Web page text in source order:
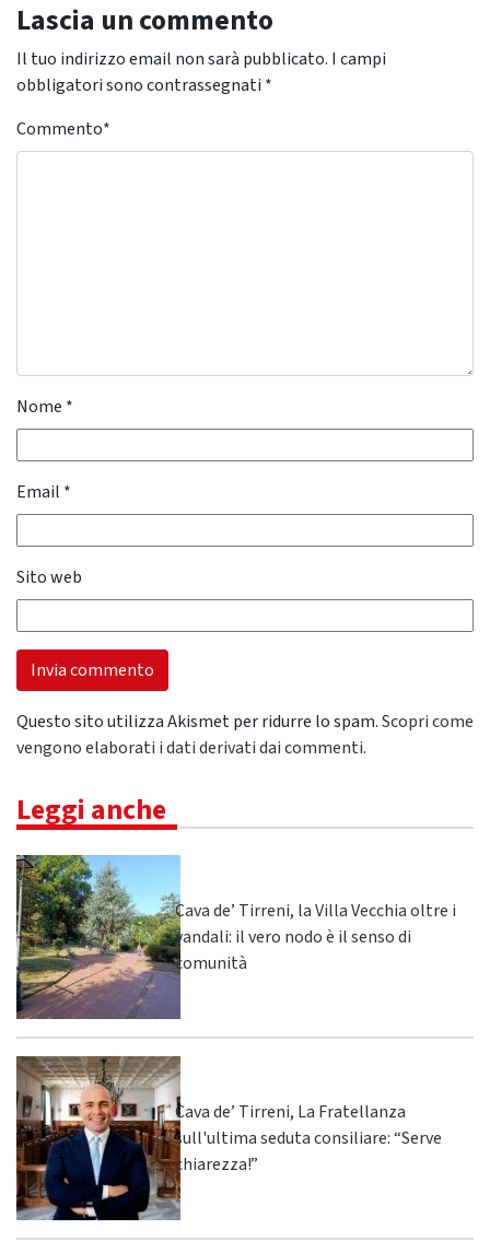
Lascia un commento
Il tuo indirizzo email non sarà pubblicato. I campi
obbligatori sono contrassegnati *
Commento*
Nome *
Email *
Sito web
Questo sito utilizza Akismet per ridurre lo spam.Scopri come
vengono elaborati i dati derivati dai commenti.
Leggi anche
Cava de’ Tirreni, la Villa Vecchia oltre i
vandali: il vero nodo è il senso di
comunità
Cava de’ Tirreni, La Fratellanza
sull'ultima seduta consiliare: “Serve
chiarezza!”